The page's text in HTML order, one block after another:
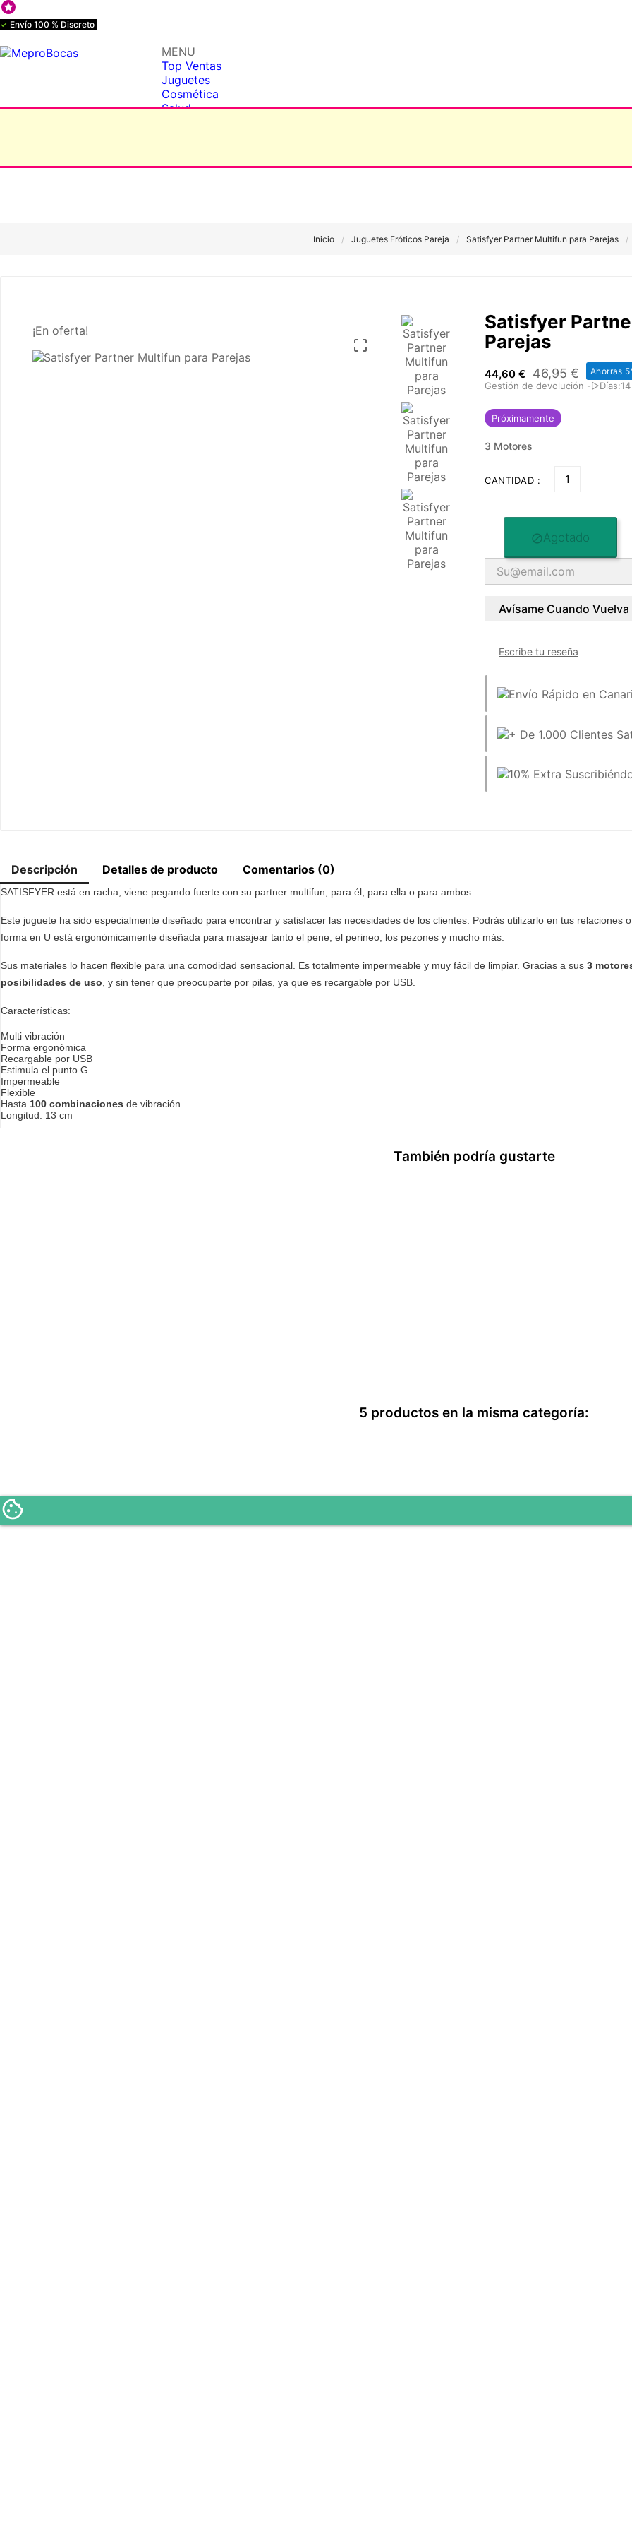

✓ Envío 100 % Discreto
MENU
Top Ventas
Juguetes
Cosmética
Salud
Inicio Juguetes Eróticos Pareja Satisfyer Partner Multifun para Parejas
¡En oferta!

Satisfyer
Parejas
44,60 € 46,95 € Ahorras
Gestión de devolución -▷Días:14
Próximamente
3 Motores
CANTIDAD :
Agotado
Avísame Cuando
Escribe tu reseña
Descripción Detalles de producto Comentarios (0)
SATISFYER está en racha, viene pegando fuerte con su partner multifun, para él, para ella o para ambos.
Este juguete ha sido especialmente diseñado para encontrar y satisfacer las necesidades de los clientes. Podrás utilizarlo en tus
forma en U está ergonómicamente diseñada para masajear tanto el pene, el perineo, los pezones y mucho más.
Sus materiales lo hacen flexible para una comodidad sensacional. Es totalmente impermeable y muy fácil de limpiar. Gracias a sus 3
posibilidades de uso, y sin tener que preocuparte por pilas, ya que es recargable por USB.
Características:
Multi vibración
Forma ergonómica
Recargable por USB
Estimula el punto G
Impermeable
Flexible
Hasta 100 combinaciones de vibración
Longitud: 13 cm
También podría gustarte
5 productos en la misma categoría: